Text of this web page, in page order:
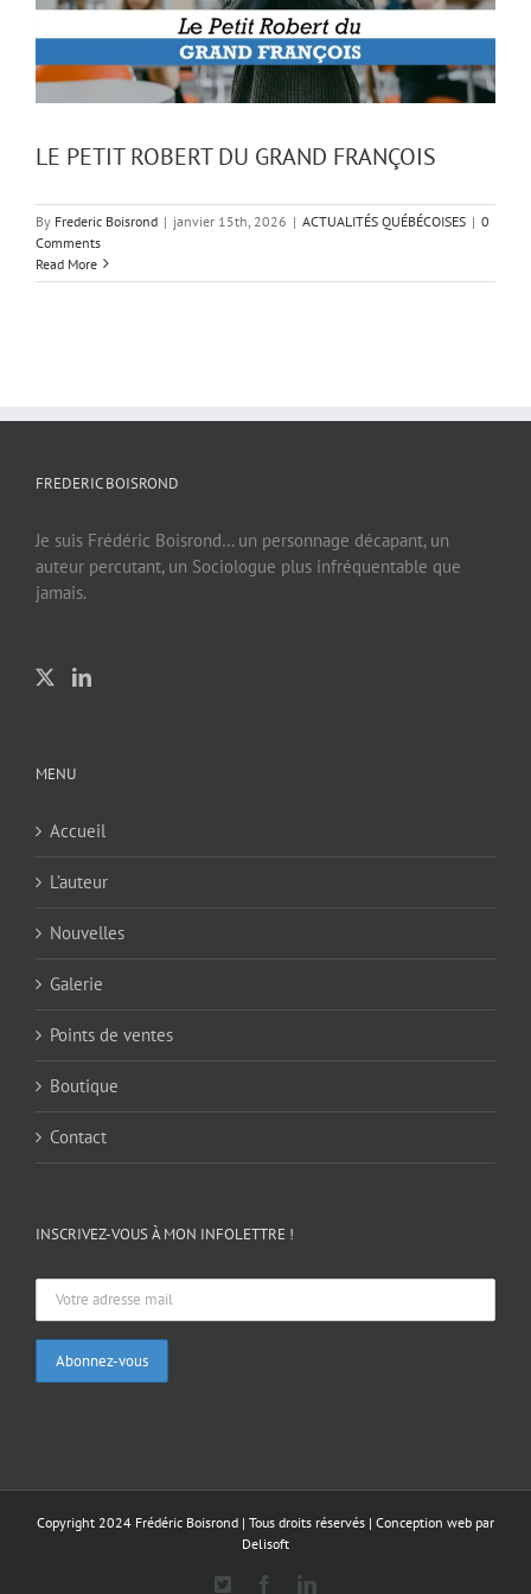
LE PETIT ROBERT DU GRAND FRANÇOIS
By Frederic Boisrond | janvier 15th, 2026 | ACTUALITÉS QUÉBÉCOISES | 0
Comments
Read More
FREDERIC BOISROND
Je suis Frédéric Boisrond… un personnage décapant, un
auteur percutant, un Sociologue plus infréquentable que
jamais.
MENU
Accueil
L’auteur
Nouvelles
Galerie
Points de ventes
Boutique
Contact
INSCRIVEZ-VOUS À MON INFOLETTRE !
Copyright 2024 Frédéric Boisrond | Tous droits réservés | Conception web par
Delisoft
FacebookLinkedIn